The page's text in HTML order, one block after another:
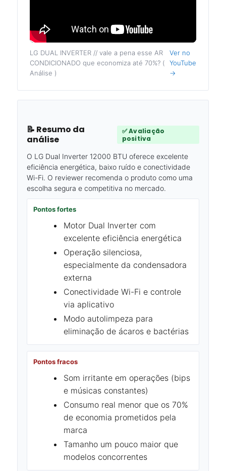
LG DUAL INVERTER // vale a pena esse AR
CONDICIONADO que economiza até 70%? (
Análise )
Ver no
YouTube
→
📝 Resumo da
análise
✅ Avaliação
positiva
O LG Dual Inverter 12000 BTU oferece excelente
eficiência energética, baixo ruído e conectividade
Wi-Fi. O reviewer recomenda o produto como uma
escolha segura e competitiva no mercado.
Pontos fortes
Motor Dual Inverter com
excelente eficiência energética
Operação silenciosa,
especialmente da condensadora
externa
Conectividade Wi-Fi e controle
via aplicativo
Modo autolimpeza para
eliminação de ácaros e bactérias
Pontos fracos
Som irritante em operações (bips
e músicas constantes)
Consumo real menor que os 70%
de economia prometidos pela
marca
Tamanho um pouco maior que
modelos concorrentes